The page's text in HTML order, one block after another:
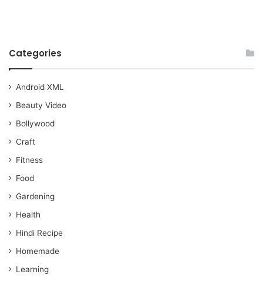
Categories
Android XML
Beauty Video
Bollywood
Craft
Fitness
Food
Gardening
Health
Hindi Recipe
Homemade
Learning